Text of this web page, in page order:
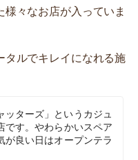
々なお店が入っていま
タルでキレイになれる施
ッターズ」というカジュ
です。やわらかいスペア
が良い日はオープンテラ